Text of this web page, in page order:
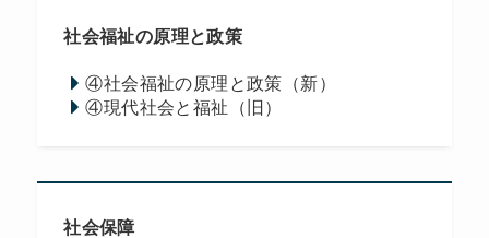
社会福祉の原理と政策
④社会福祉の原理と政策（新）
④現代社会と福祉（旧）
社会保障